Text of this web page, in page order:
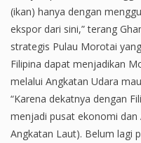
(ikan) hanya dengan
ekspor dari sini,” terang
strategis Pulau Morotai
Filipina dapat menjadikan
melalui Angkatan Udara
“Karena dekatnya dengan
menjadi pusat ekonomi dan
Angkatan Laut). Belum lagi